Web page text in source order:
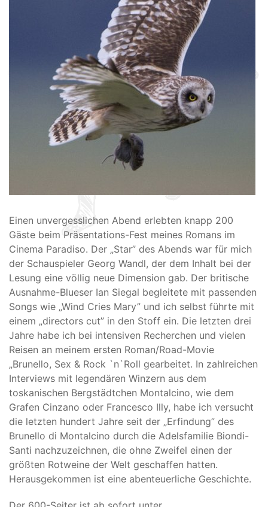
Einen unvergesslichen Abend erlebten knapp 200
Gäste beim Präsentations-Fest meines Romans im
Cinema Paradiso. Der „Star” des Abends war für mich
der Schauspieler Georg Wandl, der dem Inhalt bei der
Lesung eine völlig neue Dimension gab. Der britische
Ausnahme-Blueser Ian Siegal begleitete mit passenden
Songs wie „Wind Cries Mary” und ich selbst führte mit
einem „directors cut” in den Stoff ein. Die letzten drei
Jahre habe ich bei intensiven Recherchen und vielen
Reisen an meinem ersten Roman/Road-Movie
„Brunello, Sex & Rock `n`Roll gearbeitet. In zahlreichen
Interviews mit legendären Winzern aus dem
toskanischen Bergstädtchen Montalcino, wie dem
Grafen Cinzano oder Francesco Illy, habe ich versucht
die letzten hundert Jahre seit der „Erfindung” des
Brunello di Montalcino durch die Adelsfamilie Biondi-
Santi nachzuzeichnen, die ohne Zweifel einen der
größten Rotweine der Welt geschaffen hatten.
Herausgekommen ist eine abenteuerliche Geschichte.